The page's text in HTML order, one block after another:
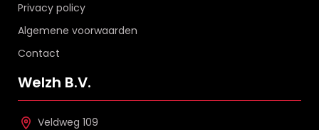
Privacy policy
Algemene voorwaarden
Contact
Welzh B.V.
Veldweg 109